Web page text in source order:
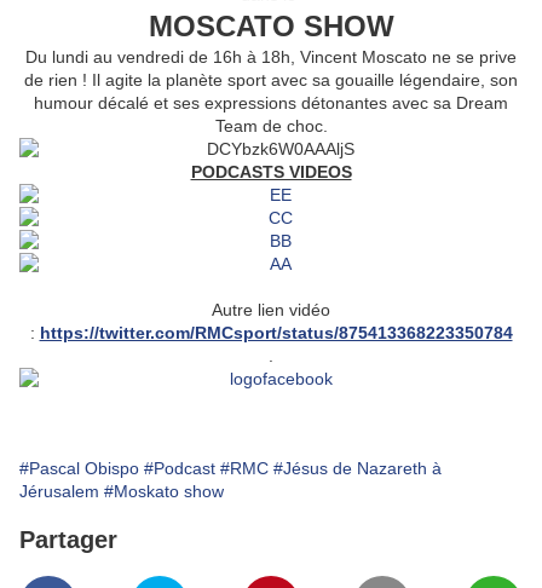
MOSCATO SHOW
Du lundi au vendredi de 16h à 18h, Vincent Moscato ne se prive
de rien ! Il agite la planète sport avec sa gouaille légendaire, son
humour décalé et ses expressions détonantes avec sa Dream
Team de choc.
PODCASTS VIDEOS
Autre lien vidéo
: https://twitter.com/RMCsport/status/875413368223350784
#Pascal Obispo #Podcast #RMC #Jésus de Nazareth à
Jérusalem #Moskato show
Partager